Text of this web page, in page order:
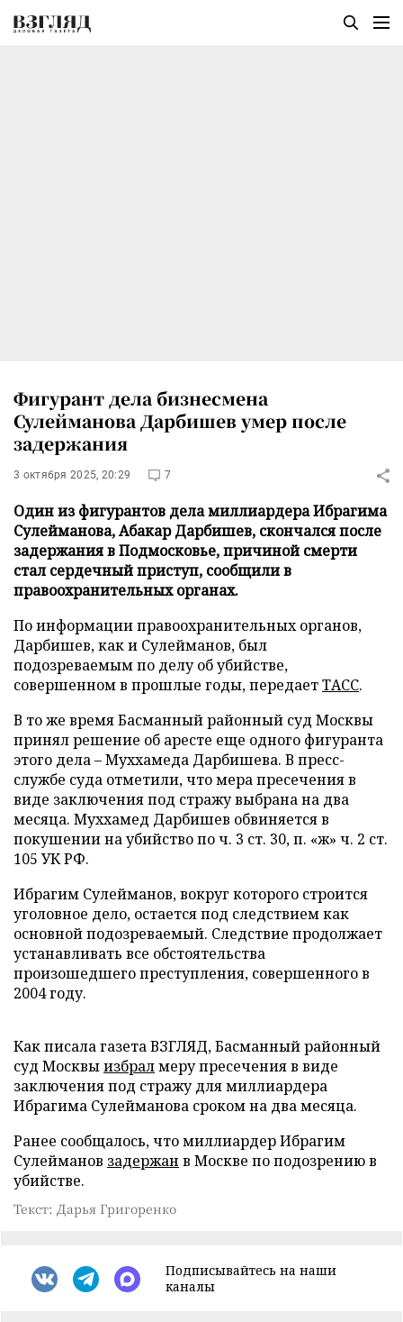
Фигурант дела бизнесмена
Сулейманова Дарбишев умер после
задержания
3 октября 2025, 20:29 7
Один из фигурантов дела миллиардера Ибрагима
Сулейманова, Абакар Дарбишев, скончался после
задержания в Подмосковье, причиной смерти
стал сердечный приступ, сообщили в
правоохранительных органах.
По информации правоохранительных органов,
Дарбишев, как и Сулейманов, был
подозреваемым по делу об убийстве,
совершенном в прошлые годы, передаетТАСС.
В то же время Басманный районный суд Москвы
принял решение об аресте еще одного фигуранта
этого дела – Муххамеда Дарбишева. В пресс-
службе суда отметили, что мера пресечения в
виде заключения под стражу выбрана на два
месяца. Муххамед Дарбишев обвиняется в
покушении на убийство по ч. 3 ст. 30, п. «ж» ч. 2 ст.
105 УК РФ.
Ибрагим Сулейманов, вокруг которого строится
уголовное дело, остается под следствием как
основной подозреваемый. Следствие продолжает
устанавливать все обстоятельства
произошедшего преступления, совершенного в
2004 году.
Как писала газета ВЗГЛЯД, Басманный районный
суд Москвыизбралмеру пресечения в виде
заключения под стражу для миллиардера
Ибрагима Сулейманова сроком на два месяца.
Ранее сообщалось, что миллиардер Ибрагим
Сулейманов задержан в Москве по подозрению в
убийстве.
Текст: Дарья Григоренко
Подписывайтесь на наши
каналы